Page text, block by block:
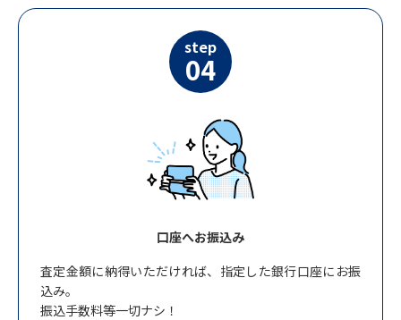
step
04
口座へお振込み
査定金額に納得いただければ、指定した銀行口座にお振
込み。
振込手数料等一切ナシ！